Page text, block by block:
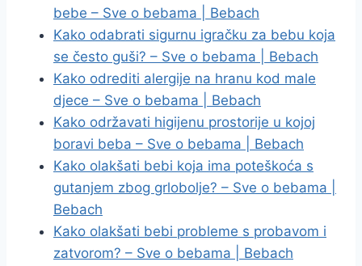
bebe – Sve o bebama | Bebach
Kako odabrati sigurnu igračku za bebu koja
se često guši? – Sve o bebama | Bebach
Kako odrediti alergije na hranu kod male
djece – Sve o bebama | Bebach
Kako održavati higijenu prostorije u kojoj
boravi beba – Sve o bebama | Bebach
Kako olakšati bebi koja ima poteškoća s
gutanjem zbog grlobolje? – Sve o bebama |
Bebach
Kako olakšati bebi probleme s probavom i
zatvorom? – Sve o bebama | Bebach